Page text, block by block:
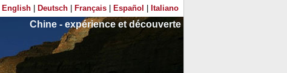
English| Deutsch| Français| Español Italiano
Chine - expérience et découverte